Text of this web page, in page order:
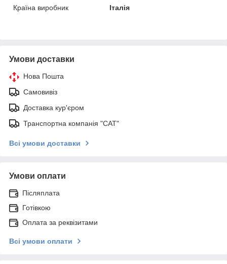
Країна виробник
Італія
Умови доставки
Нова Пошта
Самовивіз
Доставка кур'єром
Транспортна компанія "САТ"
Всі умови доставки
Умови оплати
Післяплата
Готівкою
Оплата за реквізитами
Всі умови оплати